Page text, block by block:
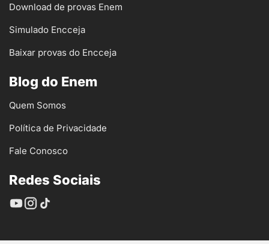
Download de provas Enem
Simulado Encceja
Baixar provas do Encceja
Blog do Enem
Quem Somos
Política de Privacidade
Fale Conosco
Redes Sociais